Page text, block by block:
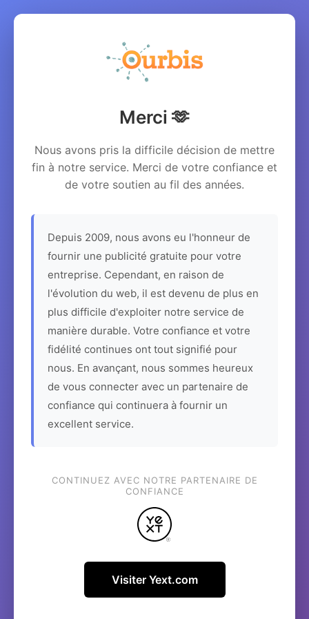
Merci 🫶
Nous avons pris la difficile décision de mettre
fin à notre service. Merci de votre confiance et
de votre soutien au fil des années.
Depuis 2009, nous avons eu l'honneur de
fournir une publicité gratuite pour votre
entreprise. Cependant, en raison de
l'évolution du web, il est devenu de plus en
plus difficile d'exploiter notre service de
manière durable. Votre confiance et votre
fidélité continues ont tout signifié pour
nous. En avançant, nous sommes heureux
de vous connecter avec un partenaire de
confiance qui continuera à fournir un
excellent service.
CONTINUEZ AVEC NOTRE PARTENAIRE DE
CONFIANCE
Visiter Yext.com